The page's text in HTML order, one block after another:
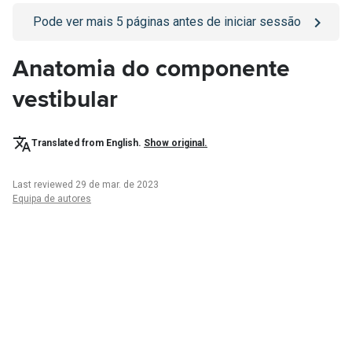
Go to/sign-inpage
Pode ver mais 5 páginas antes de iniciar sessão
Anatomia do componente
vestibular
Translated from English. Show original.
Last reviewed 29 de mar. de 2023
Equipa de autores